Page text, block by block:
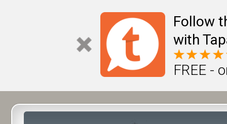
Follow
with
FREE -